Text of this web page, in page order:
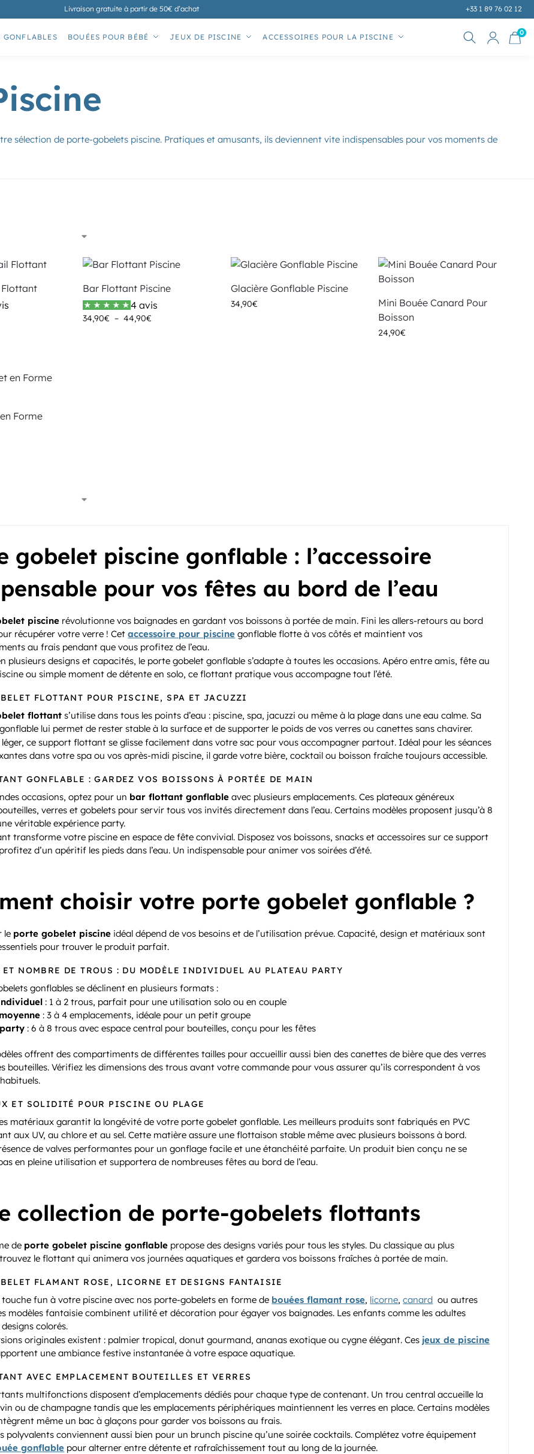
Livraison gratuite à partir de 50€ d’achat +33 1 89 76 02 12
GONFLABLES BOUÉES POUR BÉBÉ JEUX DE PISCINE ACCESSOIRES POUR LA PISCINE 0
sélection de porte-gobelets piscine. Pratiques et amusants, ils deviennent vite indispensables pour vos moments de
Bar Flottant Piscine
4 avis
34,90€ – 44,90€
Glacière Gonflable Piscine
34,90€
Mini Bouée Canard Pour
Boisson
24,90€
Forme
gobelet piscine gonflable : l’accessoire
pour vos fêtes au bord de l’eau
piscine révolutionne vos baignades en gardant vos boissons à portée de main. Fini les allers-retours au bord
récupérer votre verre ! Cetaccessoire pour piscine gonflable flotte à vos côtés et maintient vos
au frais pendant que vous profitez de l’eau.
plusieurs designs et capacités, le porte gobelet gonflable s’adapte à toutes les occasions. Apéro entre amis, fête au
ou simple moment de détente en solo, ce flottant pratique vous accompagne tout l’été.
FLOTTANT POUR PISCINE, SPA ET JACUZZI
flottant s’utilise dans tous les points d’eau : piscine, spa, jacuzzi ou même à la plage dans une eau calme. Sa
lui permet de rester stable à la surface et de supporter le poids de vos verres ou canettes sans chavirer.
ce support flottant se glisse facilement dans votre sac pour vous accompagner partout. Idéal pour les séances
dans votre spa ou vos après-midi piscine, il garde votre bière, cocktail ou boisson fraîche toujours accessible.
GONFLABLE : GARDEZ VOS BOISSONS À PORTÉE DE MAIN
occasions, optez pour un bar flottant gonflable avec plusieurs emplacements. Ces plateaux généreux
verres et gobelets pour servir tous vos invités directement dans l’eau. Certains modèles proposent jusqu’à 8
véritable expérience party.
transforme votre piscine en espace de fête convivial. Disposez vos boissons, snacks et accessoires sur ce support
d’un apéritif les pieds dans l’eau. Un indispensable pour animer vos soirées d’été.
choisir votre porte gobelet gonflable ?
le porte gobelet piscine idéal dépend de vos besoins et de l’utilisation prévue. Capacité, design et matériaux sont
pour trouver le produit parfait.
NOMBRE DE TROUS : DU MODÈLE INDIVIDUEL AU PLATEAU PARTY
gonflables se déclinent en plusieurs formats :
: 1 à 2 trous, parfait pour une utilisation solo ou en couple
: 3 à 4 emplacements, idéale pour un petit groupe
: 6 à 8 trous avec espace central pour bouteilles, conçu pour les fêtes
offrent des compartiments de différentes tailles pour accueillir aussi bien des canettes de bière que des verres
bouteilles. Vérifiez les dimensions des trous avant votre commande pour vous assurer qu’ils correspondent à vos
ET SOLIDITÉ POUR PISCINE OU PLAGE
matériaux garantit la longévité de votre porte gobelet gonflable. Les meilleurs produits sont fabriqués en PVC
aux UV, au chlore et au sel. Cette matière assure une flottaison stable même avec plusieurs boissons à bord.
de valves performantes pour un gonflage facile et une étanchéité parfaite. Un produit bien conçu ne se
en pleine utilisation et supportera de nombreuses fêtes au bord de l’eau.
collection de porte-gobelets flottants
de porte gobelet piscine gonflable propose des designs variés pour tous les styles. Du classique au plus
le flottant qui animera vos journées aquatiques et gardera vos boissons fraîches à portée de main.
FLAMANT ROSE, LICORNE ET DESIGNS FANTAISIE
touche fun à votre piscine avec nos porte-gobelets en forme de bouées flamant rose, licorne,canard ou autres
modèles fantaisie combinent utilité et décoration pour égayer vos baignades. Les enfants comme les adultes
colorés.
originales existent : palmier tropical, donut gourmand, ananas exotique ou cygne élégant. Ces jeux de piscine
une ambiance festive instantanée à votre espace aquatique.
AVEC EMPLACEMENT BOUTEILLES ET VERRES
multifonctions disposent d’emplacements dédiés pour chaque type de contenant. Un trou central accueille la
ou de champagne tandis que les emplacements périphériques maintiennent les verres en place. Certains modèles
même un bac à glaçons pour garder vos boissons au frais.
polyvalents conviennent aussi bien pour un brunch piscine qu’une soirée cocktails. Complétez votre équipement
gonflable pour alterner entre détente et rafraîchissement tout au long de la journée.